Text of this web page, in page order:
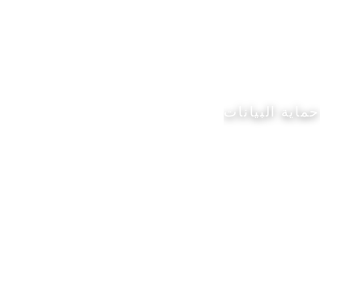
حماية البيانات